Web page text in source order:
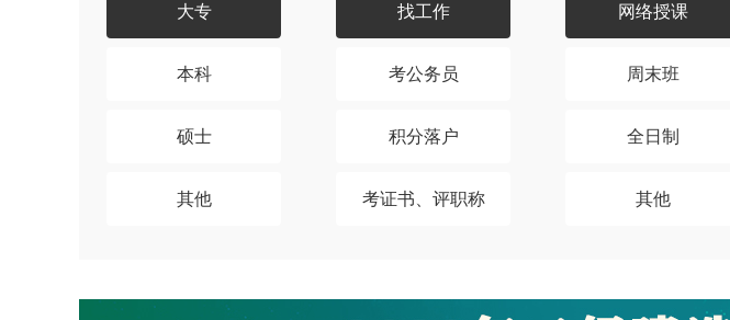
大专
本科
硕士
其他
找工作
考公务员
积分落户
考证书、评职称
网络授课
周末班
全日制
其他